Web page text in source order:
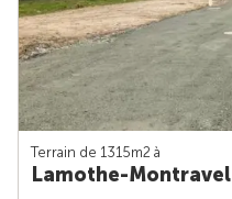
Terrain de 1315m2 à
Lamothe-Montravel